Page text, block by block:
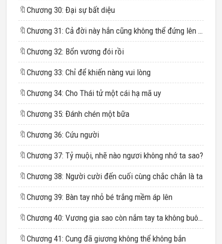
🔖 Chương 30: Đại sự bất diệu
🔖 Chương 31: Cả đời này hắn cũng không thể đứng lên được nữa
🔖 Chương 32: Bổn vương đói rồi
🔖 Chương 33: Chỉ để khiến nàng vui lòng
🔖 Chương 34: Cho Thái tử một cái hạ mã uy
🔖 Chương 35: Đánh chén một bữa
🔖 Chương 36: Cứu người
🔖 Chương 37: Tỷ muội, nhẽ nào ngươi không nhớ ta sao?
🔖 Chương 38: Người cười đến cuối cùng chắc chắn là ta
🔖 Chương 39: Bàn tay nhỏ bé trắng mềm áp lên
🔖 Chương 40: Vương gia sao còn nắm tay ta không buông?
🔖 Chương 41: Cung đã giương không thể không bắn